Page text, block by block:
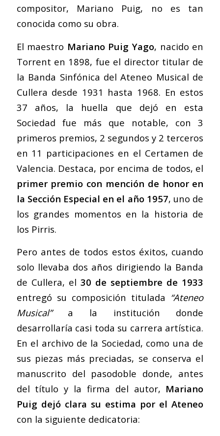
compositor, Mariano Puig, no es tan
conocida como su obra.
El maestro Mariano Puig Yago, nacido en
Torrent en 1898, fue el director titular de
la Banda Sinfónica del Ateneo Musical de
Cullera desde 1931 hasta 1968. En estos
37 años, la huella que dejó en esta
Sociedad fue más que notable, con 3
primeros premios, 2 segundos y 2 terceros
en 11 participaciones en el Certamen de
Valencia. Destaca, por encima de todos, el
primer premio con mención de honor en
la Sección Especial en el año 1957, uno de
los grandes momentos en la historia de
los Pirris.
Pero antes de todos estos éxitos, cuando
solo llevaba dos años dirigiendo la Banda
de Cullera, el 30 de septiembre de 1933
entregó su composición titulada “Ateneo
Musical”a la institución donde
desarrollaría casi toda su carrera artística.
En el archivo de la Sociedad, como una de
sus piezas más preciadas, se conserva el
manuscrito del pasodoble donde, antes
del título y la firma del autor, Mariano
Puig dejó clara su estima por el Ateneo
con la siguiente dedicatoria: